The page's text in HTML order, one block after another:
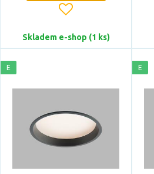
Světelný tok celkový
Pro prostor o velikosti
<4 m2
Skladem e-shop (1 ks)
E E